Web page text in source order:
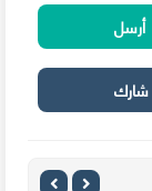
أرسل
شارك